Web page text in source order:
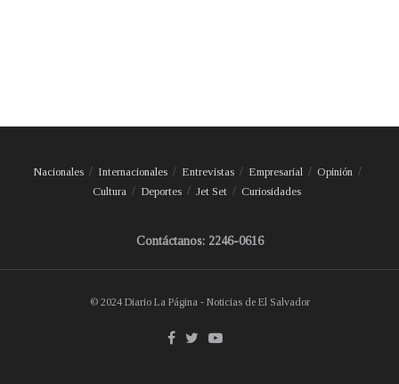
Nacionales Internacionales Entrevistas Empresarial
Opinión
Cultura
Deportes Jet Set Curiosidades
Contáctanos: 2246-0616
© 2024 Diario La Página - Noticias de El Salvador